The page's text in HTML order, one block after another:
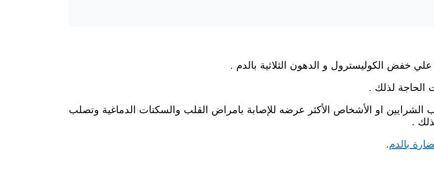
خفض الكوليسترول و الدهون الثلاثية بالدم .
الحاجة لذلك .
او الأشخاص الأكثر عرضه للإصابة بامراض القلب والسكتات الدماغية وتصلب
.
بالدم.